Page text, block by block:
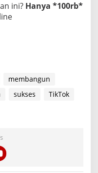
ini? Hanya *100rb*
membangun
sukses
TikTok